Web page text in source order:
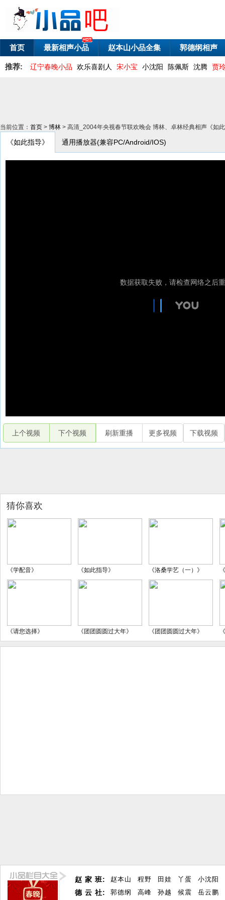
首页 最新相声小品 赵本山小品全集 郭德纲相声
推荐: 辽宁春晚小品 欢乐喜剧人 宋小宝 小沈阳 陈佩斯 沈腾 贾
当前位置： 首页 > 博林 > 高清_2004年央视春节联欢晚会 博林、卓林经典相声《如
《如此指导》 通用播放器(兼容PC/Android/IOS)
上个视频 下个视频 刷新重播 更多视频 下载视频
猜你喜欢
《学配音》 《如此指导》 《洛桑学艺（一）》
《请您选择》 《团团圆圆过大年》 《团团圆圆过大年》
赵 家 班:
德 云 社:
赵本山 程野 田娃 丫蛋
小沈阳
郭德纲
高峰 孙越 候震 岳云鹏